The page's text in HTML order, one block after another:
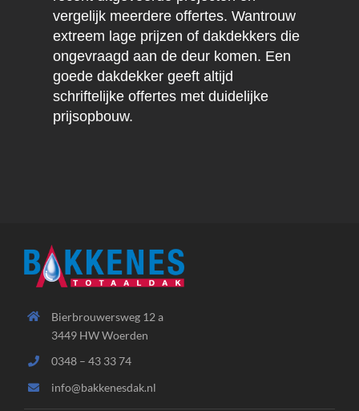
vergelijk meerdere offertes. Wantrouw
extreem lage prijzen of dakdekkers die
ongevraagd aan de deur komen. Een
goede dakdekker geeft altijd
schriftelijke offertes met duidelijke
prijsopbouw.
Bierbrouwersweg 12 a
3449 HW Woerden
0348 – 43 33 74
info@bakkenesdak.nl